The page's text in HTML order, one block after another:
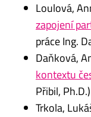
Loulová,
zapojení
práce Ing.
Daňková,
kontextu
Přibil, Ph.D.)
Trkola,